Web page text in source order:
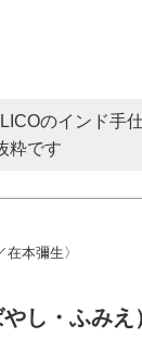
のインド手
粋です
本彌生〉
し・ふみえ